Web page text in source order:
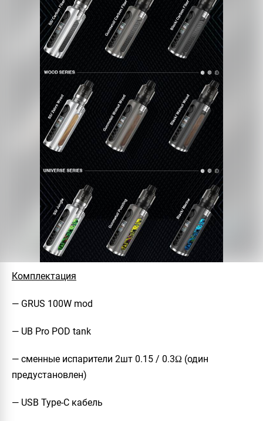
Комплектация
— GRUS 100W mod
— UB Pro POD tank
— сменные испарители 2шт 0.15 / 0.3Ω (один
предустановлен)
— USB Type-C кабель